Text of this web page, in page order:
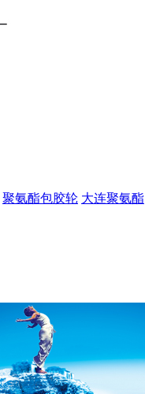
聚氨酯包胶轮 大连聚氨酯